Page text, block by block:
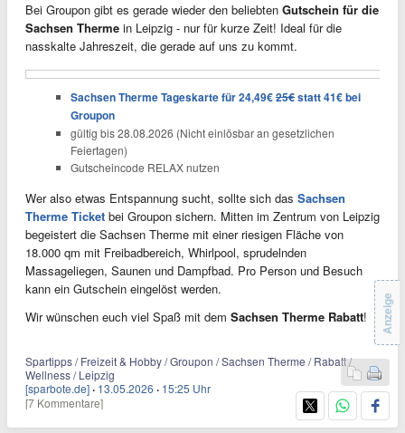
Bei Groupon gibt es gerade wieder den beliebten Gutschein für die
Sachsen Therme in Leipzig - nur für kurze Zeit! Ideal für die
nasskalte Jahreszeit, die gerade auf uns zu kommt.
Sachsen Therme Tageskarte für 24,49€25€statt 41€ bei
Groupon
gültig bis 28.08.2026 (Nicht einlösbar an gesetzlichen
Feiertagen)
Gutscheincode RELAX nutzen
Wer also etwas Entspannung sucht, sollte sich das Sachsen
Therme Ticket bei Groupon sichern. Mitten im Zentrum von Leipzig
begeistert die Sachsen Therme mit einer riesigen Fläche von
18.000 qm mit Freibadbereich, Whirlpool, sprudelnden
Massageliegen, Saunen und Dampfbad. Pro Person und Besuch
kann ein Gutschein eingelöst werden.
Wir wünschen euch viel Spaß mit dem Sachsen Therme Rabatt!
Spartipps / Freizeit & Hobby / Groupon / Sachsen Therme / Rabatt /
Wellness / Leipzig
[sparbote.de] · 13.05.2026 · 15:25 Uhr
[7 Kommentare]
Anzeige